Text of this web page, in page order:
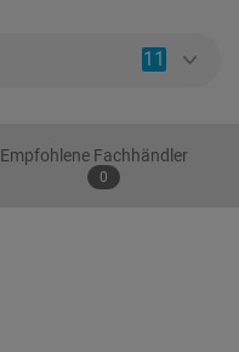
11
Empfohlene Fachhändler
0